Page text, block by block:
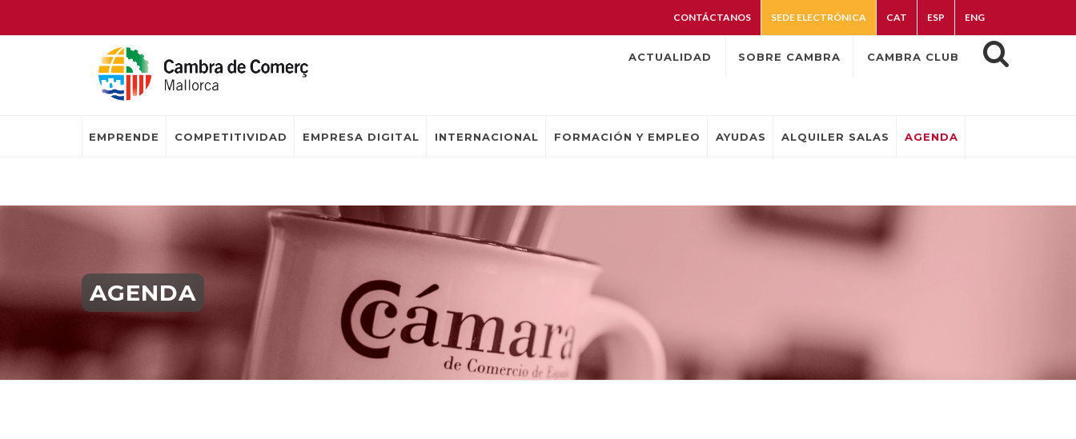
CONTÁCTANOS SEDE ELECTRÓNICA CAT ESP ENG
ACTUALIDAD SOBRE CAMBRA CAMBRA CLUB
EMPRENDE COMPETITIVIDAD EMPRESA DIGITAL INTERNACIONAL FORMACIÓN Y EMPLEO AYUDAS ALQUILER SALAS AGENDA
AGENDA